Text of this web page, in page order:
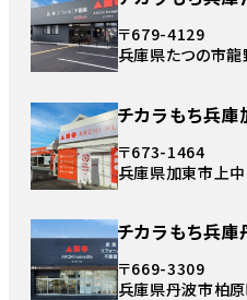
〒679-4129
兵庫県たつの市
チカラもち兵庫
〒673-1464
兵庫県加東市上
チカラもち兵庫
〒669-3309
兵庫県丹波市柏